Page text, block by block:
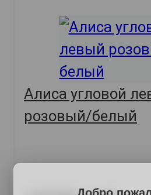
Алиса угловой
розовый/белый
Добро